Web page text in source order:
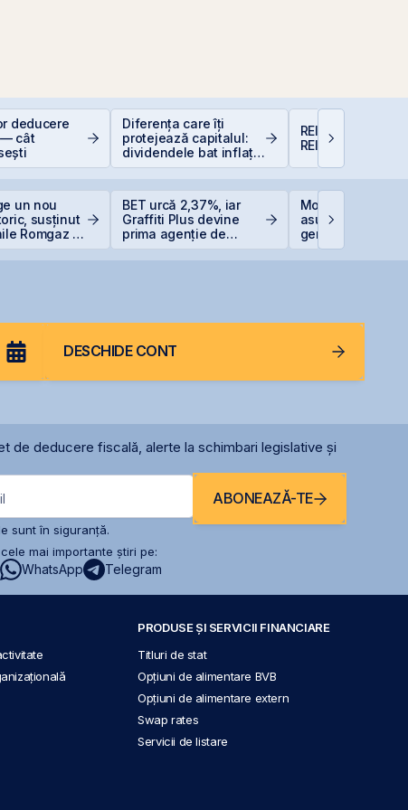
deducere
— cât
Diferența care îți
protejează capitalul:
dividendele bat inflația
(+5% vs. −6%)
REIT-urile
REIT-urile
un nou
susținut
Romgaz și
BET urcă 2,37%, iar
Graffiti Plus devine
prima agenție de
Moody’s
asupra
generate de
record în AI
DESCHIDE CONT
de deducere fiscală, alerte la schimbari legislative și
ABONEAZĂ-TE
sunt în siguranță.
mai importante știri pe:
WhatsApp Telegram
PRODUSE ȘI SERVICII FINANCIARE
Titluri de stat
Opțiuni de alimentare BVB
Opțiuni de alimentare extern
Swap rates
Servicii de listare